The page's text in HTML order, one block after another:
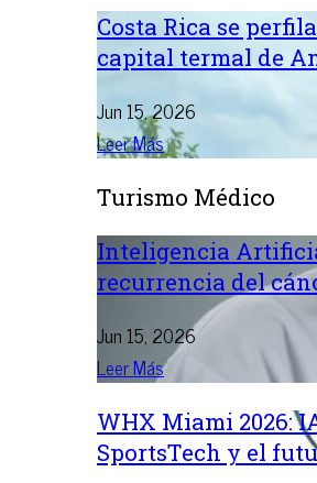
Costa Rica se
capital termal de
Jun 15, 2026
Leer Más
Turismo Médico
Inteligencia
recurrencia del
Jun 15, 2026
Leer Más
WHX Miami 2026:
SportsTech y el